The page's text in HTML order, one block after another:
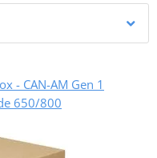
- CAN-AM Gen 1
650/800